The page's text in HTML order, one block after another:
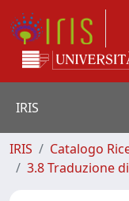
IRIS
IRIS Catalogo
3.8 Traduzione